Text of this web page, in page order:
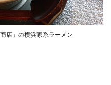
店」の横浜家系ラーメン